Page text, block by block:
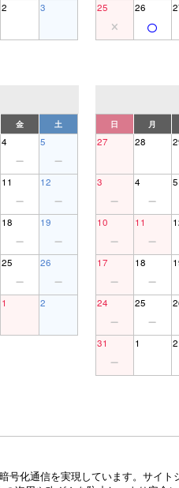
2 3 25 26
金 土
4 5
11 12
18 19
25 26
1 2
日 月
27 28
3 4 5
10 11
17 18
24 25
31 1 2
化通信を実現しています。サイ